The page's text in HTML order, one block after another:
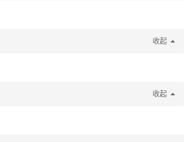
收起
收起